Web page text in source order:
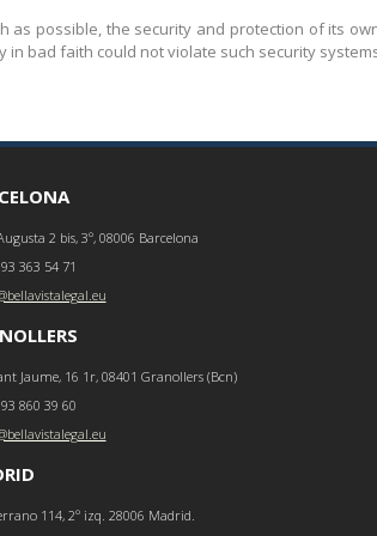
as possible, the security and protection of its
in bad faith could not violate such security
2 bis, 3º, 08006 Barcelona
363 54 71
Jaume, 16 1r, 08401 Granollers (Bcn)
860 39 60
114, 2º izq. 28006 Madrid.